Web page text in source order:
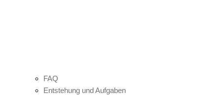
FAQ
Entstehung und Aufgaben